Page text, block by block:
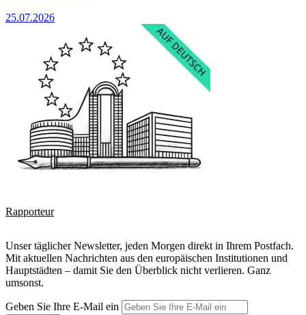
25.07.2026
Rapporteur
Unser täglicher Newsletter, jeden Morgen direkt in Ihrem Postfach.
Mit aktuellen Nachrichten aus den europäischen Institutionen und
Hauptstädten – damit Sie den Überblick nicht verlieren. Ganz
umsonst.
Geben Sie Ihre E-Mail ein